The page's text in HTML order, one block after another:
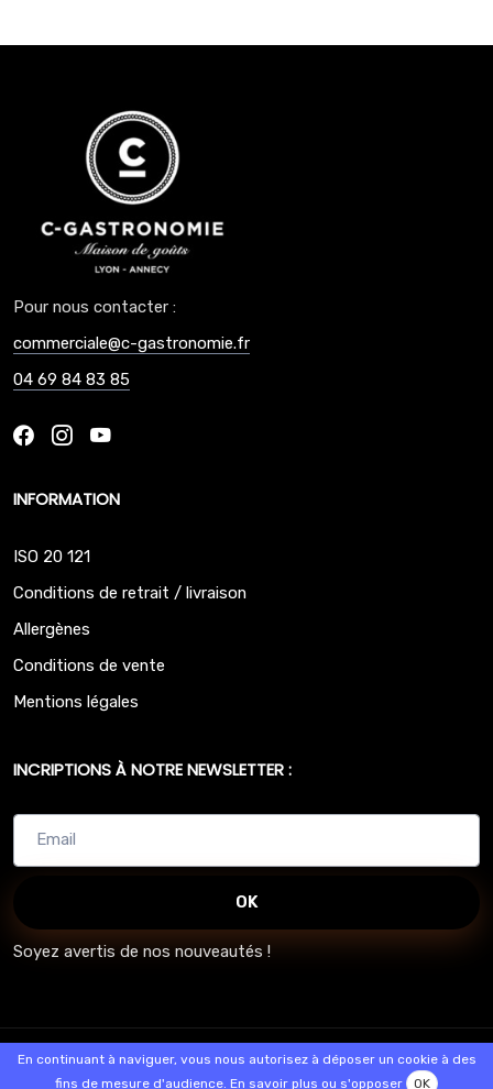
Pour nous contacter :
commerciale@c-gastronomie.fr
04 69 84 83 85
INFORMATION
ISO 20 121
Conditions de retrait / livraison
Allergènes
Conditions de vente
Mentions légales
INCRIPTIONS À NOTRE NEWSLETTER :
OK
Soyez avertis de nos nouveautés !
© 2026 - Logiciel
SaasFood - Logiciel de gestion de commande sur
internet et en magasin
En continuant à naviguer, vous nous autorisez à déposer un cookie à des
fins de mesure d'audience. En savoir plus ou s'opposer OK